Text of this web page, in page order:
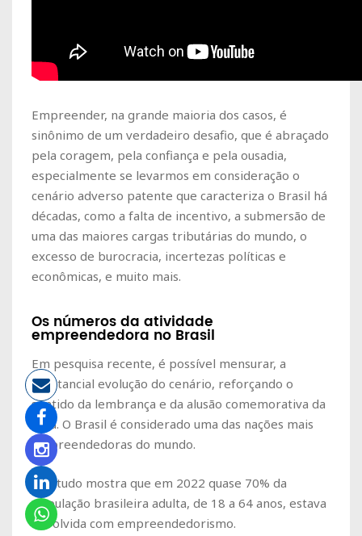
Empreender, na grande maioria dos casos, é
sinônimo de um verdadeiro desafio, que é abraçado
pela coragem, pela confiança e pela ousadia,
especialmente se levarmos em consideração o
cenário adverso patente que caracteriza o Brasil há
décadas, como a falta de incentivo, a submersão de
uma das maiores cargas tributárias do mundo, o
excesso de burocracia, incertezas políticas e
econômicas, e muito mais.
Os números da atividade
empreendedora no Brasil
Em pesquisa recente, é possível mensurar, a
substancial evolução do cenário, reforçando o
sentido da lembrança e da alusão comemorativa da
data. O Brasil é considerado uma das nações mais
empreendedoras do mundo.
O estudo mostra que em 2022 quase 70% da
população brasileira adulta, de 18 a 64 anos, estava
envolvida com empreendedorismo.